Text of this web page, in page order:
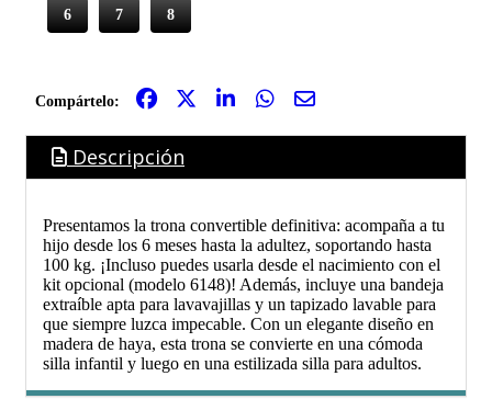
6 7 8
Compártelo:
Descripción
Presentamos la trona convertible definitiva: acompaña a tu
hijo desde los 6 meses hasta la adultez, soportando hasta
100 kg. ¡Incluso puedes usarla desde el nacimiento con el
kit opcional (modelo 6148)! Además, incluye una bandeja
extraíble apta para lavavajillas y un tapizado lavable para
que siempre luzca impecable. Con un elegante diseño en
madera de haya, esta trona se convierte en una cómoda
silla infantil y luego en una estilizada silla para adultos.